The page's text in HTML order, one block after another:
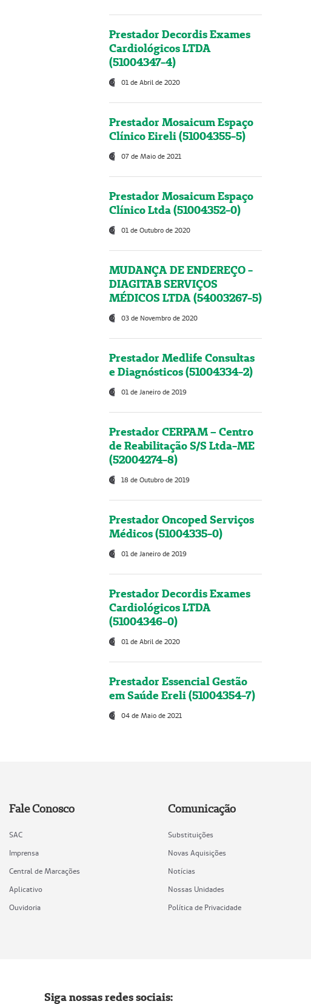
Prestador Decordis Exames
Cardiológicos LTDA
(51004347-4)
01 de Abril de 2020
Prestador Mosaicum Espaço
Clínico Eireli (51004355-5)
07 de Maio de 2021
Prestador Mosaicum Espaço
Clínico Ltda (51004352-0)
01 de Outubro de 2020
MUDANÇA DE ENDEREÇO -
DIAGITAB SERVIÇOS
MÉDICOS LTDA (54003267-5)
03 de Novembro de 2020
Prestador Medlife Consultas
e Diagnósticos (51004334-2)
01 de Janeiro de 2019
Prestador CERPAM – Centro
de Reabilitação S/S Ltda-ME
(52004274-8)
18 de Outubro de 2019
Prestador Oncoped Serviços
Médicos (51004335-0)
01 de Janeiro de 2019
Prestador Decordis Exames
Cardiológicos LTDA
(51004346-0)
01 de Abril de 2020
Prestador Essencial Gestão
em Saúde Ereli (51004354-7)
04 de Maio de 2021
Fale Conosco
SAC
Imprensa
Central de Marcações
Aplicativo
Ouvidoria
Comunicação
Substituições
Novas Aquisições
Notícias
Nossas Unidades
Política de Privacidade
Siga nossas redes sociais: